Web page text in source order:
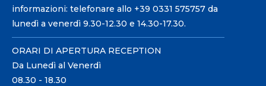
informazioni: telefonare allo +39 0331 575757 da
lunedì a venerdì 9.30-12.30 e 14.30-17.30.
ORARI DI APERTURA RECEPTION
Da Lunedì al Venerdì
08.30 - 18.30